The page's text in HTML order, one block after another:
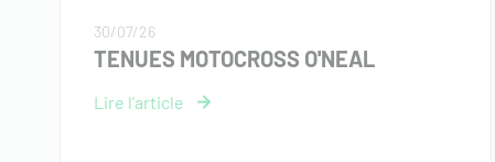
30/07/26
TENUES MOTOCROSS O'NEAL